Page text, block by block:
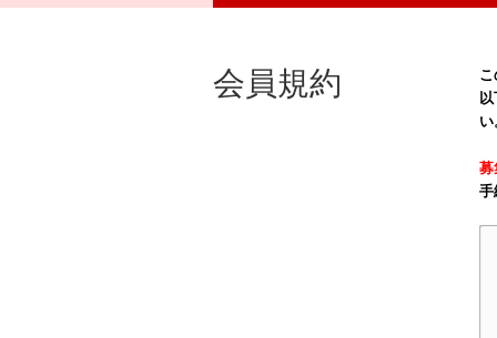
会員規約
い
募
手